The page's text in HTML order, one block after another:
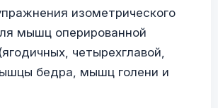
изометрического
мышц оперированной
четырехглавой,
бедра, мышц голени и